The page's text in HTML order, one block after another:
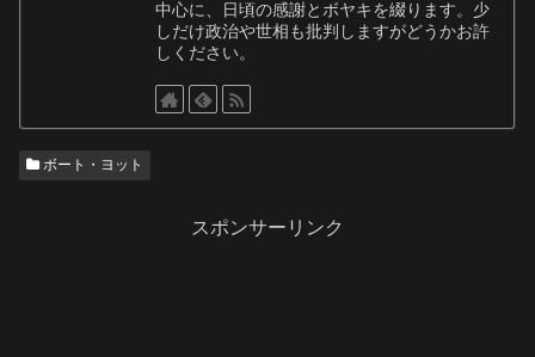
中心に、日頃の感謝とボヤキを綴ります。少
しだけ政治や世相も批判しますがどうかお許
しください。
ボート・ヨット
スポンサーリンク